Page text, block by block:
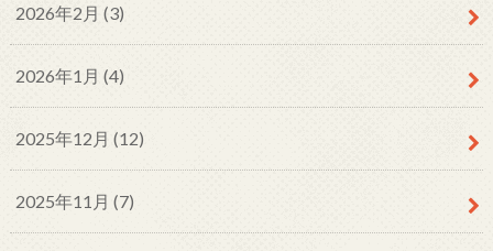
2026年2月 (3)
2026年1月 (4)
2025年12月 (12)
2025年11月 (7)